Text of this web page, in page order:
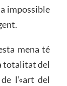
impossible
mena té
totalitat del
l’«art del